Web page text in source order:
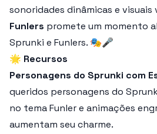
sonoridades dinâmicas e visuais
Funlers promete um momento
Sprunki e Funlers. 🎭🎤
🌟 Recursos
Personagens do Sprunki com
queridos personagens do
no tema Funler e animações
aumentam seu charme.